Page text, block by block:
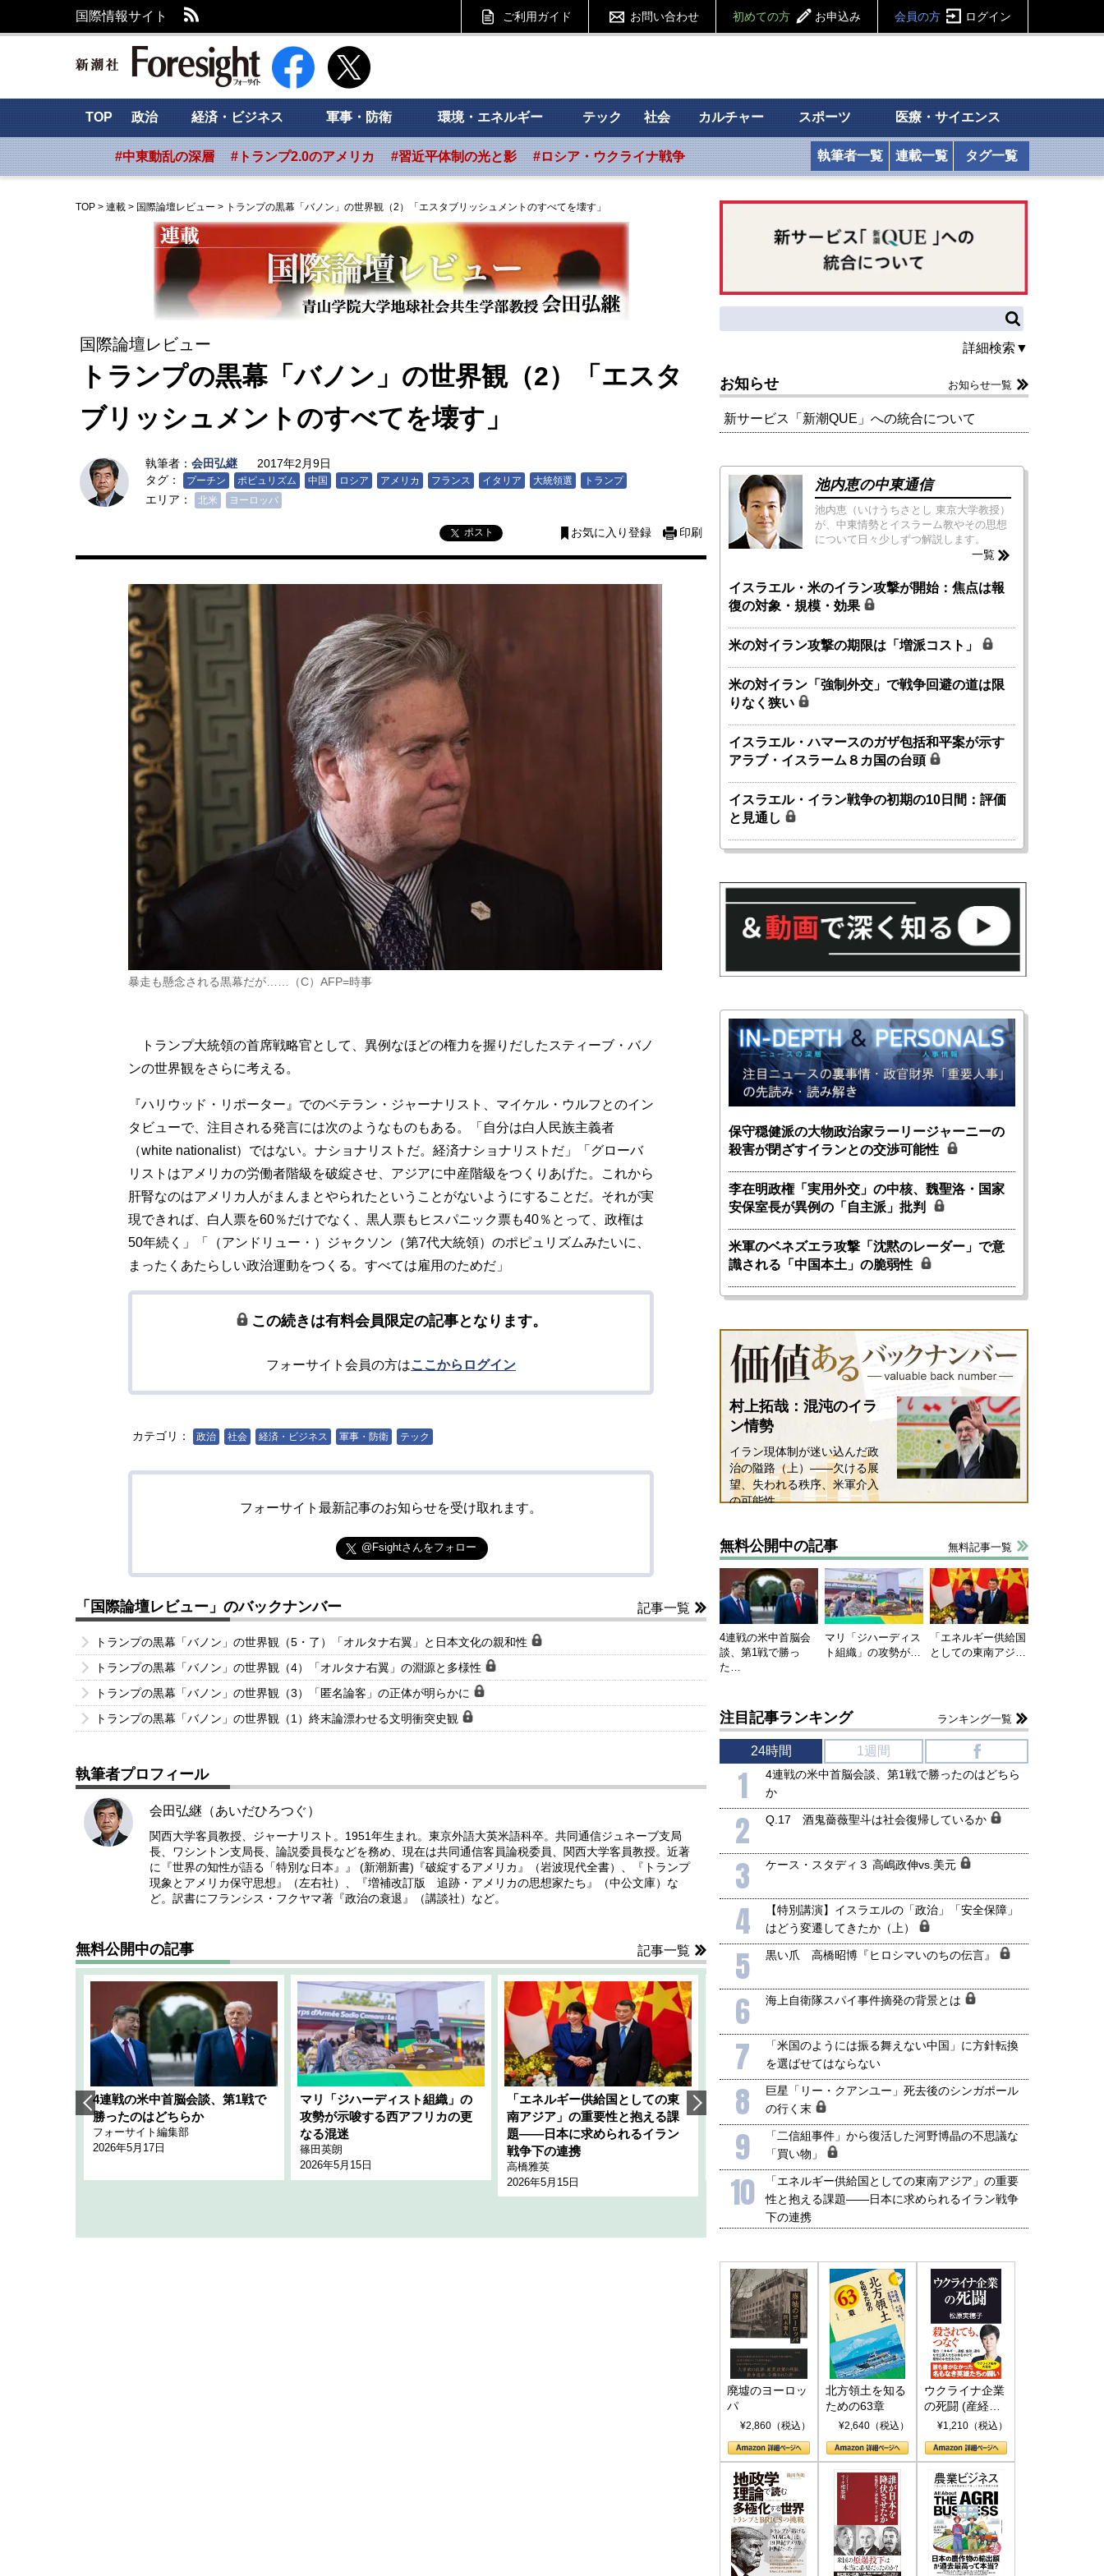
国際情報サイト ご利用ガイド お問い合わせ 初めての方 お申込み 会員の方 ログイン
新潮社 Foresight フォーサイト
TOP 政治 経済・ビジネス 軍事・防衛 環境・エネルギー テック 社会 カルチャー スポーツ 医療・サイエンス
#中東動乱の深層 #トランプ2.0のアメリカ #習近平体制の光と影 #ロシア・ウクライナ戦争 執筆者一覧 連載一覧 タグ一覧
TOP > 連載 > 国際論壇レビュー > トランプの黒幕「バノン」の世界観（2）「エスタブリッシュメントのすべてを壊す」
国際論壇レビュー
トランプの黒幕「バノン」の世界観（2）「エスタ
ブリッシュメントのすべてを壊す」
執筆者： 会田弘継
2017年2月9日
タグ：
プーチン ポピュリズム 中国 ロシア アメリカ フランス イタリア 大統領選 トランプ
エリア： 北米 ヨーロッパ
ポスト お気に入り登録 印刷
暴走も懸念される黒幕だが……（C）AFP=時事
トランプ大統領の首席戦略官として、異例なほどの権力を握りだしたスティーブ・バノ
ンの世界観をさらに考える。
『ハリウッド・リポーター』でのベテラン・ジャーナリスト、マイケル・ウルフとのイン
タビューで、注目される発言には次のようなものもある。「自分は白人民族主義者
（white nationalist）ではない。ナショナリストだ。経済ナショナリストだ」「グローバ
リストはアメリカの労働者階級を破綻させ、アジアに中産階級をつくりあげた。これから
肝腎なのはアメリカ人がまんまとやられたということがないようにすることだ。それが実
現できれば、白人票を60％だけでなく、黒人票もヒスパニック票も40％とって、政権は
50年続く」「（アンドリュー・）ジャクソン（第7代大統領）のポピュリズムみたいに、
まったくあたらしい政治運動をつくる。すべては雇用のためだ」
この続きは有料会員限定の記事となります。
フォーサイト会員の方はここからログイン
カテゴリ： 政治 社会 経済・ビジネス 軍事・防衛 テック
フォーサイト最新記事のお知らせを受け取れます。
@Fsightさんをフォロー
「国際論壇レビュー」のバックナンバー 記事一覧
トランプの黒幕「バノン」の世界観（5・了）「オルタナ右翼」と日本文化の親和性
トランプの黒幕「バノン」の世界観（4）「オルタナ右翼」の淵源と多様性
トランプの黒幕「バノン」の世界観（3）「匿名論客」の正体が明らかに
トランプの黒幕「バノン」の世界観（1）終末論漂わせる文明衝突史観
執筆者プロフィール
会田弘継（あいだひろつぐ）
関西大学客員教授、ジャーナリスト。1951年生まれ。東京外語大英米語科卒。共同通信ジュネーブ支局
長、ワシントン支局長、論説委員長などを務め、現在は共同通信客員論税委員、関西大学客員教授。近著
に『世界の知性が語る「特別な日本』』 (新潮新書)『破綻するアメリカ』（岩波現代全書）、『トランプ
現象とアメリカ保守思想』（左右社）、『増補改訂版 追跡・アメリカの思想家たち』（中公文庫）な
ど。訳書にフランシス・フクヤマ著『政治の衰退』（講談社）など。
無料公開中の記事 記事一覧
4連戦の米中首脳会談、第1戦で
勝ったのはどちらか
フォーサイト編集部
2026年5月17日
マリ「ジハーディスト組織」の
攻勢が示唆する西アフリカの更
なる混迷
篠田英朗
2026年5月15日
「エネルギー供給国としての東
南アジア」の重要性と抱える課
題――日本に求められるイラン
戦争下の連携
高橋雅英
2026年5月15日
韓国にも理解してほしい「極東
1905年体制」における日米韓安
全保障協力の意味
千々和泰明
ホルムズ海峡危機で加速したエ
行き着くリスク
詳細検索▼
お知らせ お知らせ一覧
新サービス「新潮QUE」への統合について
池内恵の中東通信
池内恵（いけうちさとし 東京大学教授）
が、中東情勢とイスラーム教やその思想
について日々少しずつ解説します。
一覧
イスラエル・米のイラン攻撃が開始：焦点は報
復の対象・規模・効果
米の対イラン攻撃の期限は「増派コスト」
米の対イラン「強制外交」で戦争回避の道は限
りなく狭い
イスラエル・ハマースのガザ包括和平案が示す
アラブ・イスラーム８カ国の台頭
イスラエル・イラン戦争の初期の10日間：評価
と見通し
保守穏健派の大物政治家ラーリージャーニーの
殺害が閉ざすイランとの交渉可能性
李在明政権「実用外交」の中核、魏聖洛・国家
安保室長が異例の「自主派」批判
米軍のベネズエラ攻撃「沈黙のレーダー」で意
識される「中国本土」の脆弱性
村上拓哉：混沌のイラ
ン情勢
イラン現体制が迷い込んだ政
治の隘路（上）――欠ける展
望、失われる秩序、米軍介入
の可能性
無料公開中の記事 無料記事一覧
4連戦の米中首脳会
談、第1戦で勝っ
た…
マリ「ジハーディス
ト組織」の攻勢が…
「エネルギー供給国
としての東南アジ…
注目記事ランキング ランキング一覧
24時間 1週間
1
4連戦の米中首脳会談、第1戦で勝ったのはどちら
か
2 Q.17 酒鬼薔薇聖斗は社会復帰しているか
3 ケース・スタディ３ 高嶋政伸vs.美元
4
【特別講演】イスラエルの「政治」「安全保障」
はどう変遷してきたか（上）
5 黒い爪 高橋昭博『ヒロシマいのちの伝言』
6 海上自衛隊スパイ事件摘発の背景とは
7
「米国のようには振る舞えない中国」に方針転換
を選ばせてはならない
8
巨星「リー・クアンユー」死去後のシンガポール
の行く末
9
「二信組事件」から復活した河野博晶の不思議な
「買い物」
10
「エネルギー供給国としての東南アジア」の重要
性と抱える課題――日本に求められるイラン戦争
下の連携
廃墟のヨーロッ
パ
¥2,860（税込）
北方領土を知る
ための63章
¥2,640（税込）
ウクライナ企業
の死闘 (産経セ
レクト S 039)
¥1,210（税込）